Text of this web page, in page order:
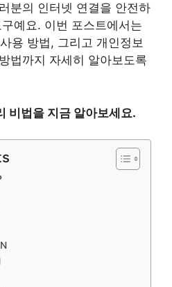
분의 인터넷 연결을 안전하
예요. 이번 포스트에서는
용 방법, 그리고 개인정보
법까지 자세히 알아보도록
비법을 지금 알아보세요.